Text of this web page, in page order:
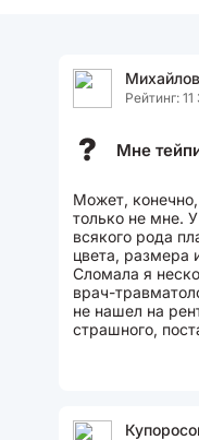
Рейтинг:
? Мне
Может,
только не мне.
всякого рода
цвета, размера
Сломала я
врач-
не нашел на
страшного,